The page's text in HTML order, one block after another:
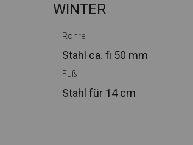
WINTER
Rohre
Stahl ca. fi 50 mm
Fuß
Stahl für 14 cm